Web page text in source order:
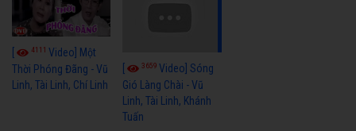
4111 Video] Một
Thời Phóng Đãng - Vũ
Linh, Tài Linh, Chí Linh
3659Video] Sóng
Gió Làng Chài - Vũ
Linh, Tài Linh, Khánh
Tuấn